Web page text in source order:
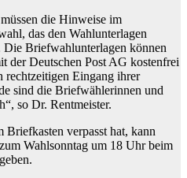
die Hinweise im
das den Wahlunterlagen
Die Briefwahlunterlagen können
der Deutschen Post AG kostenfrei
rechtzeitigen Eingang ihrer
sind die Briefwählerinnen und
so Dr. Rentmeister.
Briefkasten verpasst hat, kann
Wahlsonntag um 18 Uhr beim